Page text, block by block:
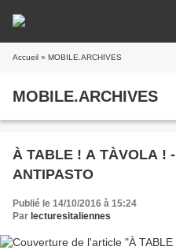
Accueil » MOBILE.ARCHIVES
MOBILE.ARCHIVES
À TABLE ! A TÀVOLA !
ANTIPASTO
Publié le 14/10/2016 à 15:24
Par lecturesitaliennes